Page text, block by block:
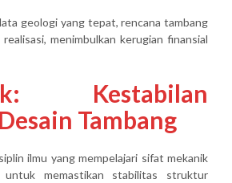
geologi yang tepat, rencana tambang
, menimbulkan kerugian finansial
Kestabilan
Tambang
ilmu yang mempelajari sifat mekanik
untuk memastikan stabilitas struktur